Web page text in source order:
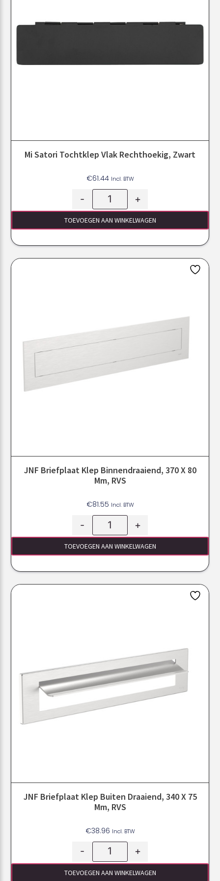
Mi Satori Tochtklep Vlak Rechthoekig, Zwart
€61.44 Incl. BTW
- +
TOEVOEGEN AAN WINKELWAGEN
JNF Briefplaat Klep Binnendraaiend, 370 X 80
Mm, RVS
€81.55 Incl. BTW
- +
TOEVOEGEN AAN WINKELWAGEN
JNF Briefplaat Klep Buiten Draaiend, 340 X 75
Mm, RVS
€38.96 Incl. BTW
- +
TOEVOEGEN AAN WINKELWAGEN